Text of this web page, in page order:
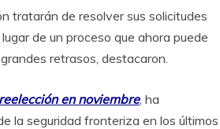
tratarán de resolver sus solicitudes
de un proceso que ahora puede
retrasos, destacaron.
en noviembre, ha
la seguridad fronteriza en los últimos